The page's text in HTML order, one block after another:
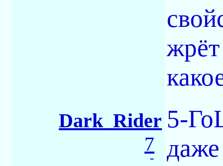
Dark_Rider
7
-
5-